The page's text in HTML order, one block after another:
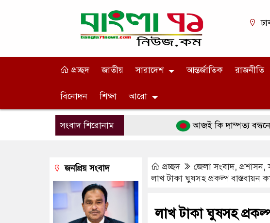
প্রচ্ছদ জাতীয় সারাদেশ আন্তর্জাতিক রাজনীতি
বিনোদন শিক্ষা আরো
সংবাদ শিরোনাম আজই কি দাম্পত্য বন্ধনে
প্রচ্ছদ জেলা সংবাদ, প্রশাসন,
লাখ টাকা ঘুষসহ প্রকল্প বাস্তবায়ন
লাখ টাকা ঘুষসহ
জনপ্রিয় সংবাদ